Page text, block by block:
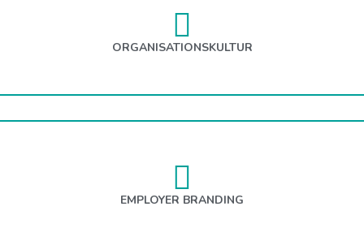
ORGANISATIONSKULTUR
EMPLOYER BRANDING